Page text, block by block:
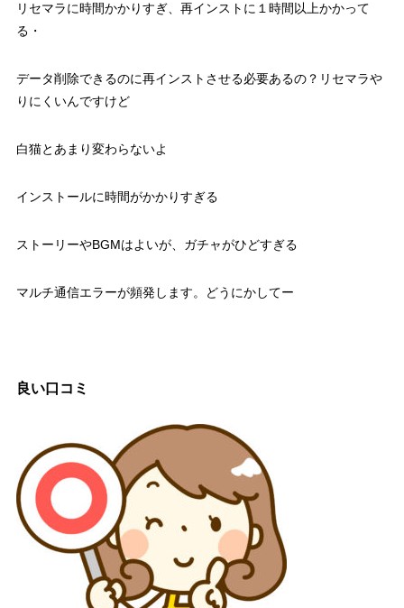
リセマラに時間かかりすぎ、再インストに１時間以上かかって
る・
データ削除できるのに再インストさせる必要あるの？リセマラや
りにくいんですけど
白猫とあまり変わらないよ
インストールに時間がかかりすぎる
ストーリーやBGMはよいが、ガチャがひどすぎる
マルチ通信エラーが頻発します。どうにかしてー
良い口コミ